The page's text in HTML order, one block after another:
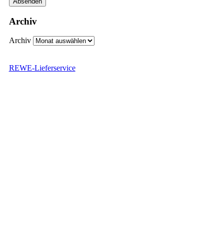
Archiv
Archiv
REWE-Lieferservice